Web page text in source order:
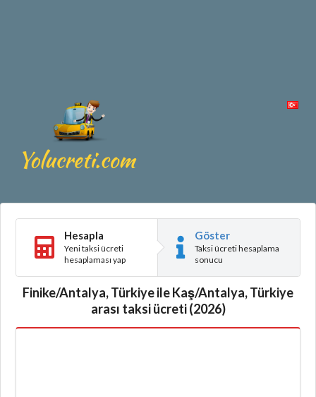
Hesapla
Yeni taksi ücreti
hesaplaması yap
Göster
Taksi ücreti hesaplama
sonucu
Finike/Antalya, Türkiye ile Kaş/Antalya, Türkiye
arası taksi ücreti (2026)